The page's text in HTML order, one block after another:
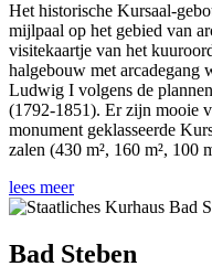
Het historische Kursaal-
mijlpaal op het gebied van
visitekaartje van het
halgebouw met arcadegang
Ludwig I volgens de
(1792-1851). Er zijn mooie
monument geklasseerde
zalen (430 m², 160 m², 100
lees meer
Bad Steben